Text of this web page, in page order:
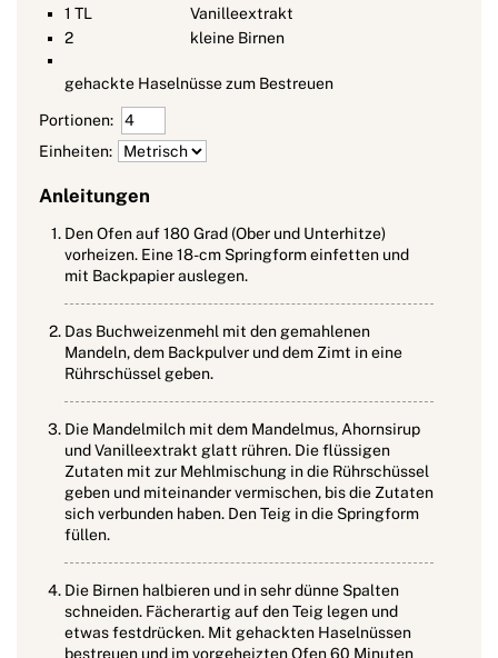
1 TL
Vanilleextrakt
2
kleine Birnen
gehackte Haselnüsse zum Bestreuen
Portionen:
Einheiten:
Anleitungen
Den Ofen auf 180 Grad (Ober und Unterhitze)
vorheizen. Eine 18-cm Springform einfetten und
mit Backpapier auslegen.
Das Buchweizenmehl mit den gemahlenen
Mandeln, dem Backpulver und dem Zimt in eine
Rührschüssel geben.
Die Mandelmilch mit dem Mandelmus, Ahornsirup
und Vanilleextrakt glatt rühren. Die flüssigen
Zutaten mit zur Mehlmischung in die Rührschüssel
geben und miteinander vermischen, bis die Zutaten
sich verbunden haben. Den Teig in die Springform
füllen.
Die Birnen halbieren und in sehr dünne Spalten
schneiden. Fächerartig auf den Teig legen und
etwas festdrücken. Mit gehackten Haselnüssen
bestreuen und im vorgeheizten Ofen 60 Minuten